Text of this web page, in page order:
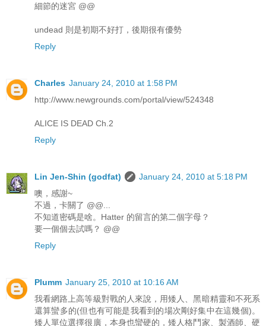
細節的迷宮 @@
undead 則是初期不好打，後期很有優勢
Reply
Charles January 24, 2010 at 1:58 PM
http://www.newgrounds.com/portal/view/524348
ALICE IS DEAD Ch.2
Reply
Lin Jen-Shin (godfat)
January 24, 2010 at 5:18 PM
噢，感謝~
不過，卡關了 @@...
不知道密碼是啥。Hatter 的留言的第二個字母？
要一個個去試嗎？ @@
Reply
Plumm January 25, 2010 at 10:16 AM
我看網路上高等級對戰的人來說，用矮人、黑暗精靈和不死系
還算蠻多的(但也有可能是我看到的場次剛好集中在這幾個)。
矮人單位選擇很廣，本身也蠻硬的，矮人格鬥家、製酒師、硬